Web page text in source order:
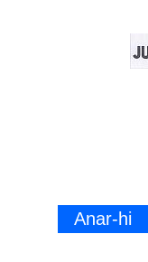
Anar-hi